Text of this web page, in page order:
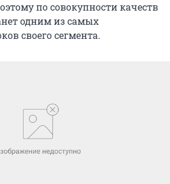
по совокупности качеств
одним из самых
своего сегмента.